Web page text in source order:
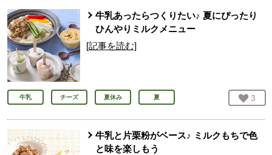
牛乳あったらつくりたい♪ 夏にぴったり
ひんやりミルクメニュー
[記事を読む]
牛乳 チーズ 夏休み 夏 お気
3
牛乳と片栗粉がベース♪ ミルクもちで色
と味を楽しもう